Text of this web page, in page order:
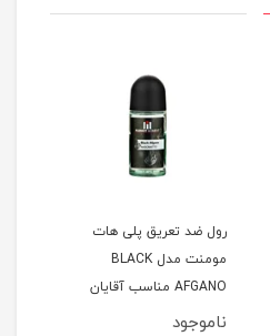
رول ضد تعریق پلی هات
مومنت مدل BLACK
AFGANO مناسب آقایان
حجم 50 میلی لیتر
ناموجود